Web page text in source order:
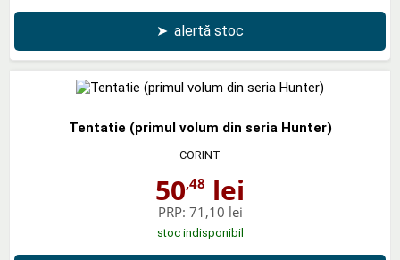
➤ alertă stoc
Tentatie (primul volum din seria Hunter)
CORINT
50,48 lei
PRP: 71,10 lei
stoc indisponibil